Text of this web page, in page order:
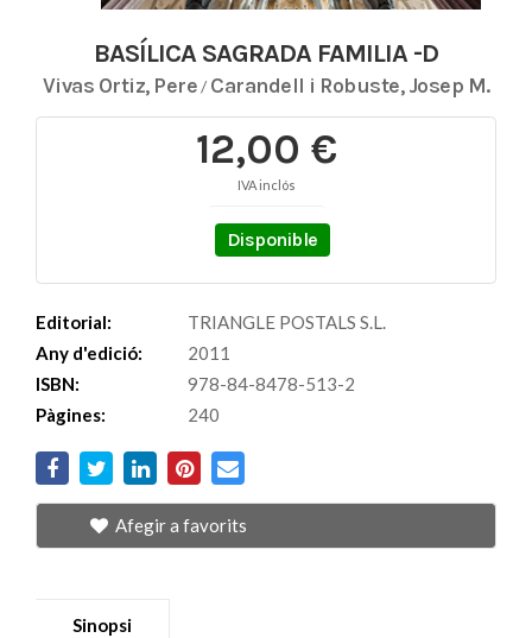
BASÍLICA SAGRADA FAMILIA -D
Vivas Ortiz, Pere/ Carandell i Robuste, Josep M.
12,00 €
IVA inclós
Disponible
Editorial:
TRIANGLE POSTALS S.L.
Any d'edició:
2011
ISBN:
978-84-8478-513-2
Pàgines:
240
Afegir a favorits
Sinopsi